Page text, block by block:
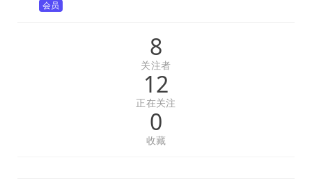
会员
8
关注者
12
正在关注
0
收藏